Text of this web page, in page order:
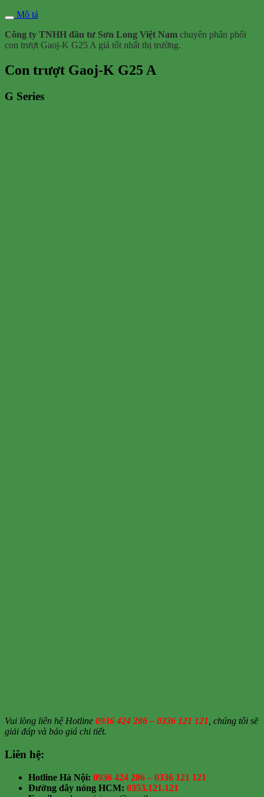
Mô tả
Công ty TNHH đầu tư Sơn Long Việt Nam chuyên phân phối
con trượt Gaoj-K G25 A giá tốt nhất thị trường.
Con trượt Gaoj-K G25 A
G Series
Vui lòng liên hệ Hotline 0936 424 286 – 0336 121 121, chúng tôi sẽ
giải đáp và báo giá chi tiết.
Liên hệ:
Hotline Hà Nội: 0936 424 286 – 0336 121 121
Đường dây nóng HCM: 0353.121.121